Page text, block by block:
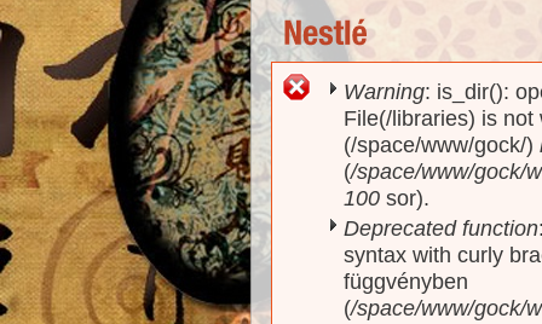
Hibaüzenet
Warning: is_dir():
File(/libraries) is
(/space/www/gock/)
(/space/www/gock/
100 sor).
Deprecated function
syntax with curly
függvényben
(/space/www/gock/